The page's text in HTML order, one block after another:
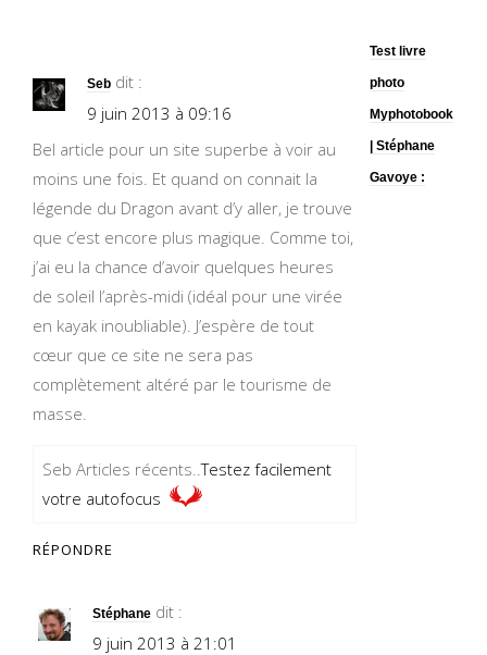
Seb dit :
9 juin 2013 à 09:16
Bel article pour un site superbe à voir au
moins une fois. Et quand on connait la
légende du Dragon avant d’y aller, je trouve
que c’est encore plus magique. Comme toi,
j’ai eu la chance d’avoir quelques heures
de soleil l’après-midi (idéal pour une virée
en kayak inoubliable). J’espère de tout
cœur que ce site ne sera pas
complètement altéré par le tourisme de
masse.
Seb Articles récents..Testez facilement
votre autofocus
RÉPONDRE
Stéphane dit :
9 juin 2013 à 21:01
Test livre
photo
Myphotobook
| Stéphane
Gavoye :